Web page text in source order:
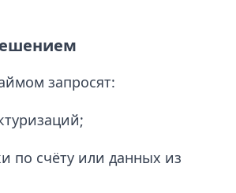
запросят:
по счёту или данных из